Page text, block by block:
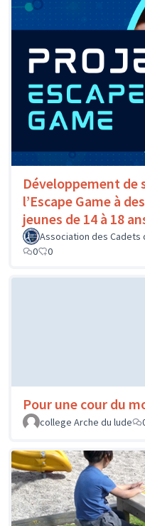
Développement de
l’Escape Game à
jeunes de 14 à 18
Association des Cadets
0
0
Pour une cour du
college Arche du lude